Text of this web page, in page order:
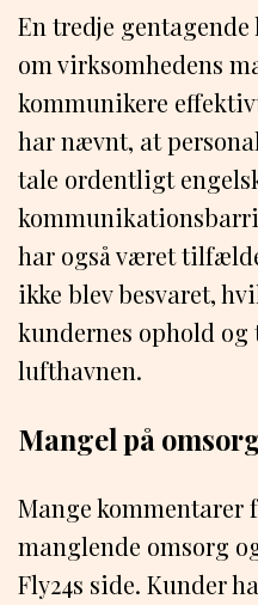
En tredje
om virksomhedens
kommunikere
har nævnt, at
tale ordentligt
har også været
ikke blev besvaret,
kundernes ophold
lufthavnen.
Mangel på
Mange kommentarer
manglende omsorg
Fly24s side. Kunder